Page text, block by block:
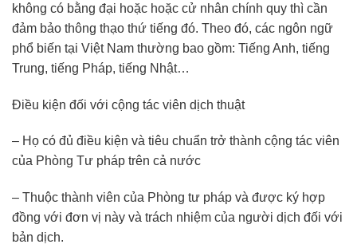
không có bằng đại hoặc hoặc cử nhân chính quy thì cần
đảm bảo thông thạo thứ tiếng đó. Theo đó, các ngôn ngữ
phổ biến tại Việt Nam thường bao gồm: Tiếng Anh, tiếng
Trung, tiếng Pháp, tiếng Nhật…
Điều kiện đối với cộng tác viên dịch thuật
– Họ có đủ điều kiện và tiêu chuẩn trở thành cộng tác viên
của Phòng Tư pháp trên cả nước
– Thuộc thành viên của Phòng tư pháp và được ký hợp
đồng với đơn vị này và trách nhiệm của người dịch đối với
bản dịch.